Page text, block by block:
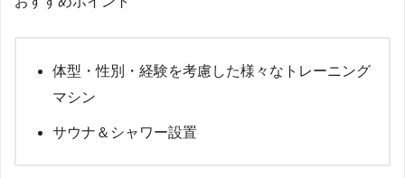
体型・性別・経験を考慮した様々なトレーニング
マシン
サウナ＆シャワー設置